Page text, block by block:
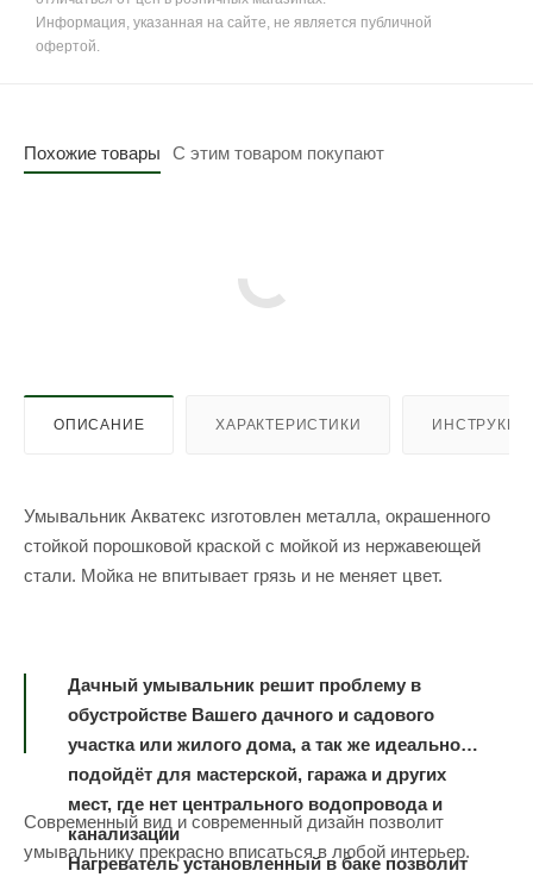
Информация, указанная на сайте, не является публичной
офертой.
Похожие товары С этим товаром покупают
ОПИСАНИЕ ХАРАКТЕРИСТИКИ
Умывальник Акватекс изготовлен металла, окрашенного
стойкой порошковой краской с мойкой из нержавеющей
стали. Мойка не впитывает грязь и не меняет цвет.
Дачный умывальник решит проблему в
обустройстве Вашего дачного и садового
участка или жилого дома, а так же идеально
подойдёт для мастерской, гаража и других
мест, где нет центрального водопровода и
канализации
Нагреватель установленный в баке позволит
Современный вид и современный дизайн позволит
умывальнику прекрасно вписаться в любой интерьер.